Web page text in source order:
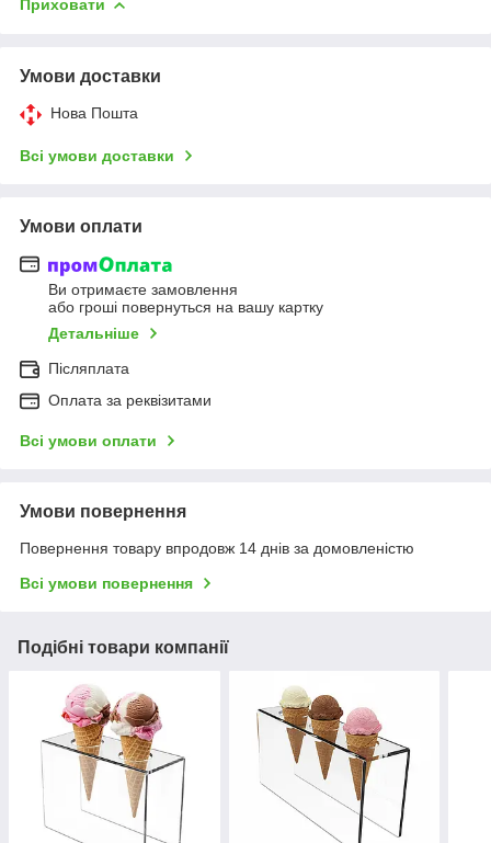
Приховати
Умови доставки
Нова Пошта
Всі умови доставки
Умови оплати
Ви отримаєте замовлення
або гроші повернуться на вашу картку
Детальніше
Післяплата
Оплата за реквізитами
Всі умови оплати
Умови повернення
Повернення товару впродовж 14 днів за домовленістю
Всі умови повернення
Подібні товари компанії